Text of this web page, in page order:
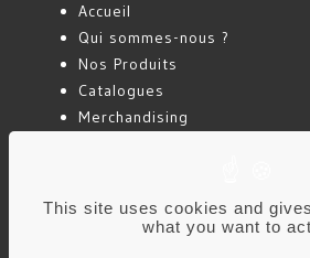
Accueil
Qui sommes-nous ?
Nos Produits
Catalogues
Merchandising
This site uses cookies and
what you want to